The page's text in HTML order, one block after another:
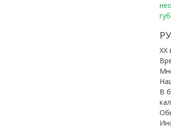
ХХ
В